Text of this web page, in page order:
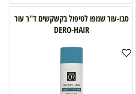
סבו-עור שמפו לטיפול בקשקשים ד"ר עור
DERO-HAIR